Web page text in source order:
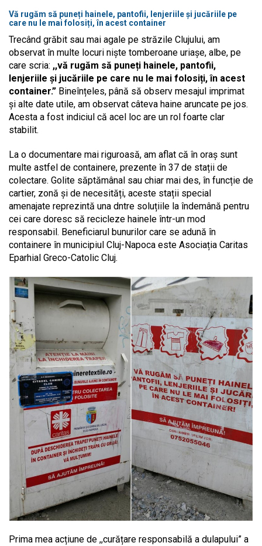
Vă rugăm să puneți hainele, pantofii, lenjeriile și jucăriile pe
care nu le mai folosiți, în acest container
Trecând grăbit sau mai agale pe străzile Clujului, am
observat în multe locuri niște tomberoane uriașe, albe, pe
care scria: ,,vă rugăm să puneți hainele, pantofii,
lenjeriile și jucăriile pe care nu le mai folosiți, în acest
container.” Bineînțeles, până să observ mesajul imprimat
și alte date utile, am observat câteva haine aruncate pe jos.
Acesta a fost indiciul că acel loc are un rol foarte clar
stabilit.
La o documentare mai riguroasă, am aflat că în oraș sunt
multe astfel de containere, prezente în 37 de stații de
colectare. Golite săptămânal sau chiar mai des, în funcție de
cartier, zonă și de necesități, aceste stații special
amenajate reprezintă una dntre soluțiile la îndemână pentru
cei care doresc să recicleze hainele într-un mod
responsabil. Beneficiarul bunurilor care se adună în
containere în municipiul Cluj-Napoca este Asociația Caritas
Eparhial Greco-Catolic Cluj.
Prima mea acțiune de ,,curățare responsabilă a dulapului” a